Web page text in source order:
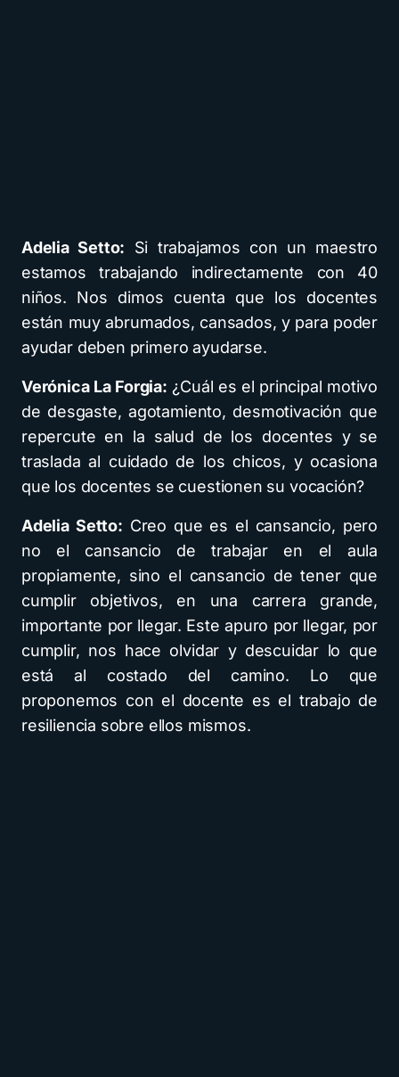
Adelia Setto: Si trabajamos con un maestro
estamos trabajando indirectamente con 40
niños. Nos dimos cuenta que los docentes
están muy abrumados, cansados, y para poder
ayudar deben primero ayudarse.
Verónica La Forgia: ¿Cuál es el principal motivo
de desgaste, agotamiento, desmotivación que
repercute en la salud de los docentes y se
traslada al cuidado de los chicos, y ocasiona
que los docentes se cuestionen su vocación?
Adelia Setto: Creo que es el cansancio, pero
no el cansancio de trabajar en el aula
propiamente, sino el cansancio de tener que
cumplir objetivos, en una carrera grande,
importante por llegar. Este apuro por llegar, por
cumplir, nos hace olvidar y descuidar lo que
está al costado del camino. Lo que
proponemos con el docente es el trabajo de
resiliencia sobre ellos mismos.